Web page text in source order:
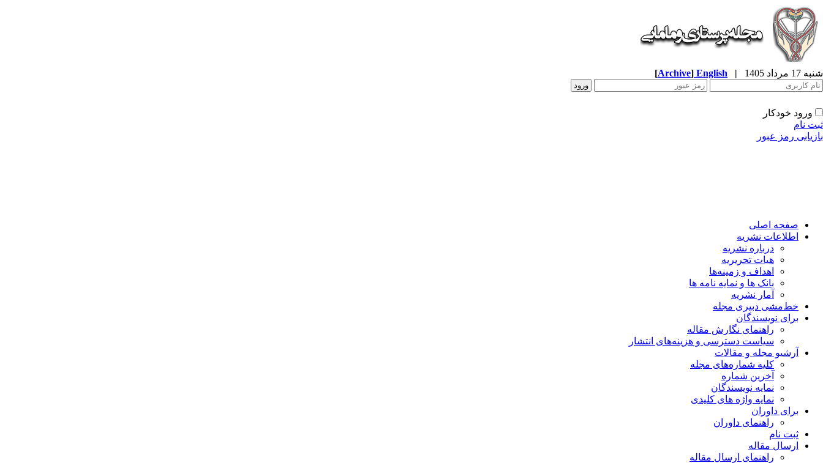
شنبه 17 مرداد 1405 |
English
[Archive]
ورود خودکار
ثبت نام
بازیابی رمز عبور
صفحه اصلی
اطلاعات نشریه
درباره نشریه
هیات تحریریه
اهداف و زمینه‌ها
بانک ها و نمایه نامه ها
آمار نشریه
خط‌مشی دبیری مجله
برای نویسندگان
راهنمای نگارش مقاله
سیاست دسترسی و هزینه‌های انتشار
آرشیو مجله و مقالات
کلیه شماره‌های مجله
آخرین شماره
نمایه نویسندگان
نمایه واژه های کلیدی
برای داوران
راهنمای داوران
ثبت نام
ارسال مقاله
راهنمای ارسال مقاله